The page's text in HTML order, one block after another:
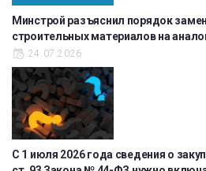
Минстрой разъяснил порядок
строительных материалов на
24.07.2026
С 1 июля 2026 года сведения о